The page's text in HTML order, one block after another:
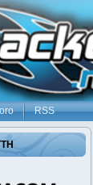
RSS